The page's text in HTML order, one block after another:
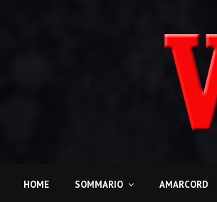
HOME SOMMARIO AMARCORD